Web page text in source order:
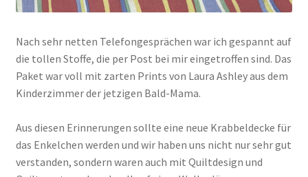
Nach sehr netten Telefongesprächen war ich gespannt auf
die tollen Stoffe, die per Post bei mir eingetroffen sind. Das
Paket war voll mit zarten Prints von Laura Ashley aus dem
Kinderzimmer der jetzigen Bald-Mama.
Aus diesen Erinnerungen sollte eine neue Krabbeldecke für
das Enkelchen werden und wir haben uns nicht nur sehr gut
verstanden, sondern waren auch mit Quiltdesign und